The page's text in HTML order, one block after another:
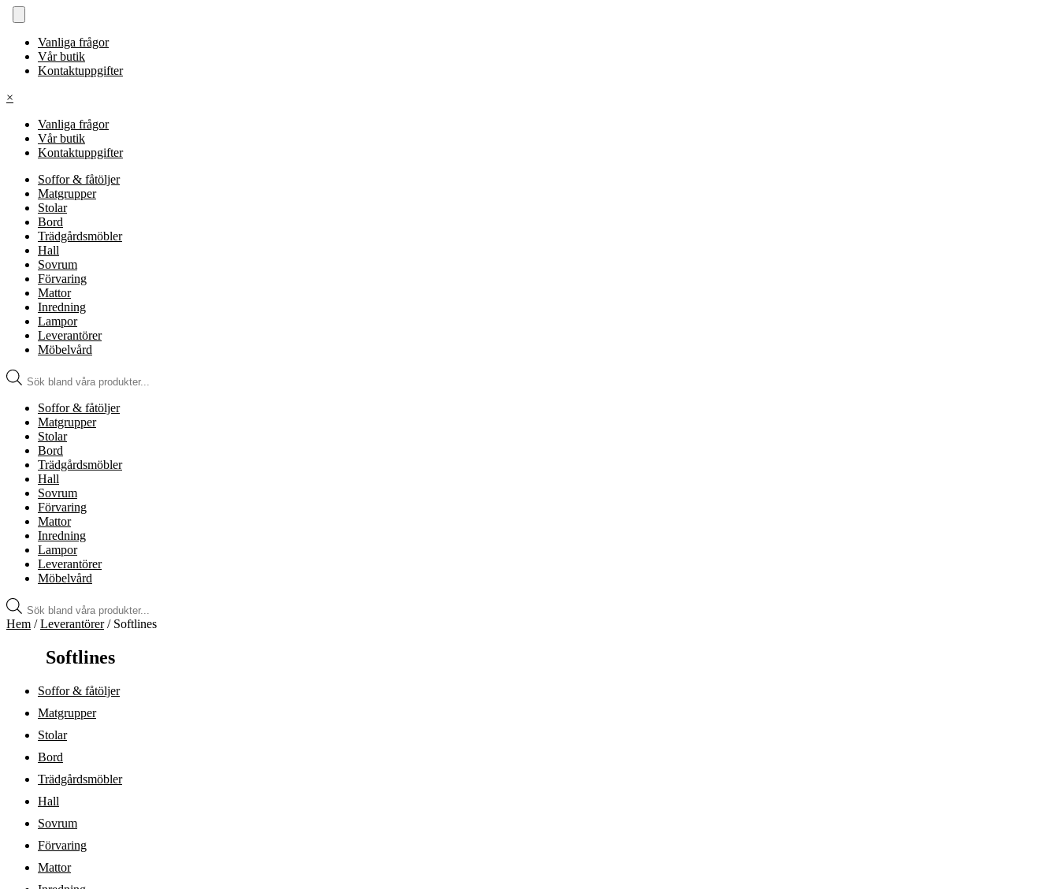
Vanliga frågor
Vår butik
Kontaktuppgifter
×
Vanliga frågor
Vår butik
Kontaktuppgifter
Soffor & fåtöljer
Matgrupper
Stolar
Bord
Trädgårdsmöbler
Hall
Sovrum
Förvaring
Mattor
Inredning
Lampor
Leverantörer
Möbelvård
Produktsökning
Soffor & fåtöljer
Matgrupper
Stolar
Bord
Trädgårdsmöbler
Hall
Sovrum
Förvaring
Mattor
Inredning
Lampor
Leverantörer
Möbelvård
Produktsökning
Hem /Leverantörer/ Softlines
Softlines
Soffor & fåtöljer
Matgrupper
Stolar
Bord
Trädgårdsmöbler
Hall
Sovrum
Förvaring
Mattor